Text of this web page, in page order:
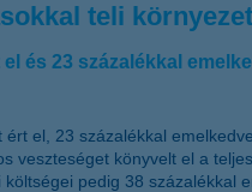
teli
és 23 százalékkal
el, 23 százalékkal
veszteséget könyvelt el a
pedig 38